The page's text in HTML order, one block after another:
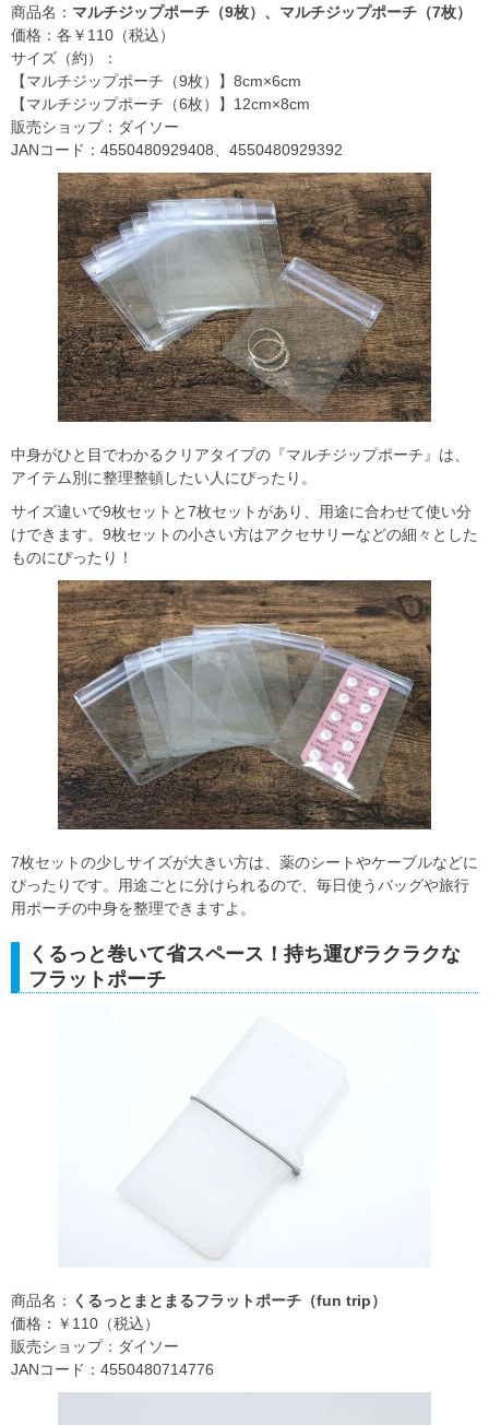
商品名： マルチジップポーチ（9枚）、マルチジップポーチ（7枚）
価格：各￥110（税込）
サイズ（約）：
【マルチジップポーチ（9枚）】8cm×6cm
【マルチジップポーチ（6枚）】12cm×8cm
販売ショップ：ダイソー
JANコード：4550480929408、4550480929392
中身がひと目でわかるクリアタイプの『マルチジップポーチ』は、
アイテム別に整理整頓したい人にぴったり。
サイズ違いで9枚セットと7枚セットがあり、用途に合わせて使い分
けできます。9枚セットの小さい方はアクセサリーなどの細々とした
ものにぴったり！
7枚セットの少しサイズが大きい方は、薬のシートやケーブルなどに
ぴったりです。用途ごとに分けられるので、毎日使うバッグや旅行
用ポーチの中身を整理できますよ。
くるっと巻いて省スペース！持ち運びラクラクな
フラットポーチ
商品名： くるっとまとまるフラットポーチ（fun trip）
価格：￥110（税込）
販売ショップ：ダイソー
JANコード：4550480714776